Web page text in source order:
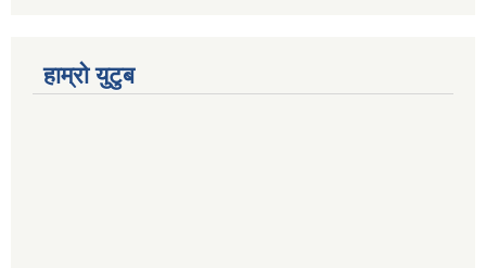
हाम्रो युटुब